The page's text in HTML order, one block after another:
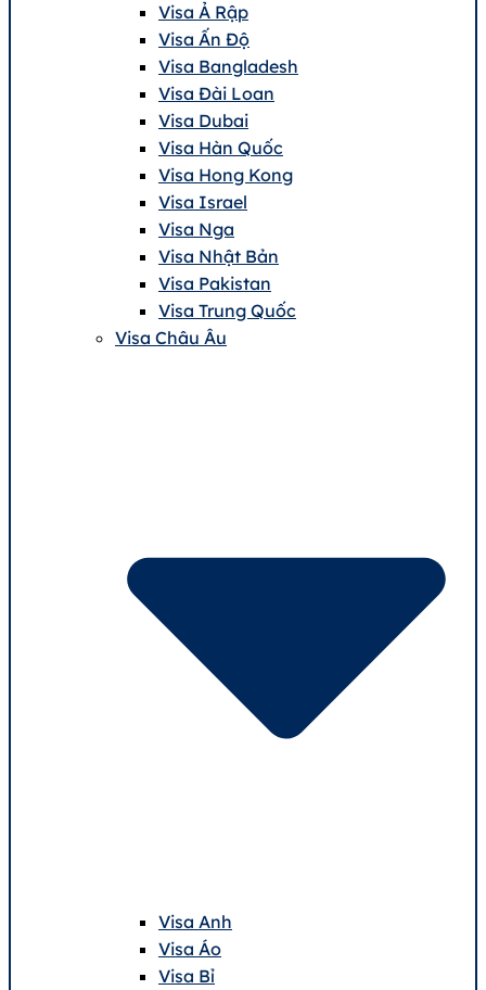
Visa Ả Rập
Visa Ấn Độ
Visa Bangladesh
Visa Đài Loan
Visa Dubai
Visa Hàn Quốc
Visa Hong Kong
Visa Israel
Visa Nga
Visa Nhật Bản
Visa Pakistan
Visa Trung Quốc
Visa Châu Âu
Visa Anh
Visa Áo
Visa Bỉ